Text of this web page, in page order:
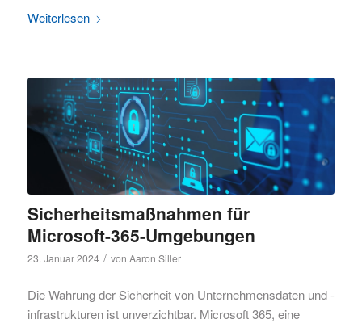
Weiterlesen
Sicherheitsmaßnahmen für
Microsoft-365-Umgebungen
23. Januar 2024 / von Aaron Siller
Die Wahrung der Sicherheit von Unternehmensdaten und -
infrastrukturen ist unverzichtbar. Microsoft 365, eine